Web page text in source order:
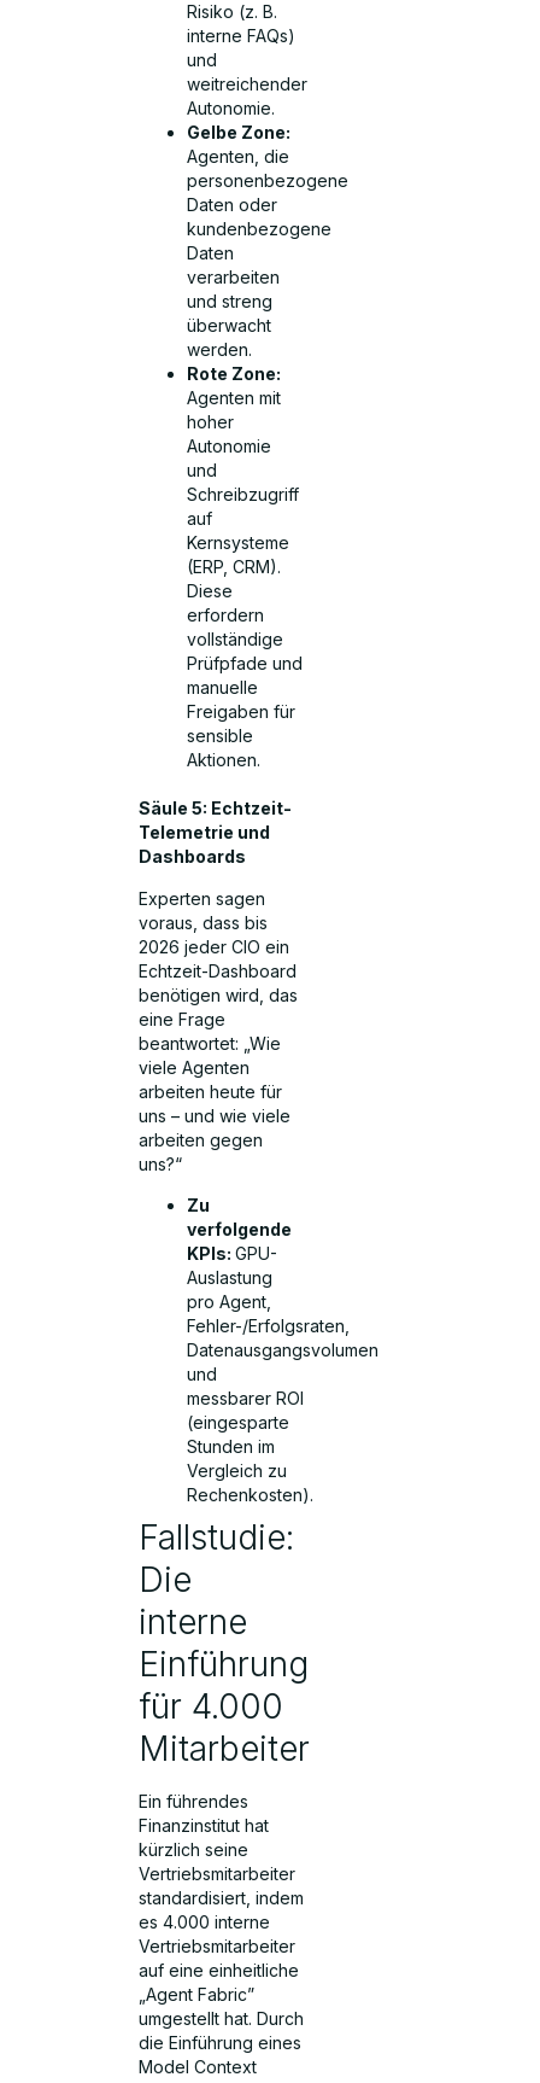
Risiko (z. B.
interne FAQs)
und
weitreichender
Autonomie.
Gelbe Zone:
Agenten, die
personenbezogene
Daten oder
kundenbezogene
Daten
verarbeiten
und streng
überwacht
werden.
Rote Zone:
Agenten mit
hoher
Autonomie
und
Schreibzugriff
auf
Kernsysteme
(ERP, CRM).
Diese
erfordern
vollständige
Prüfpfade und
manuelle
Freigaben für
sensible
Aktionen.
Säule 5: Echtzeit-
Telemetrie und
Dashboards
Experten sagen
voraus, dass bis
2026 jeder CIO ein
Echtzeit-Dashboard
benötigen wird, das
eine Frage
beantwortet: „Wie
viele Agenten
arbeiten heute für
uns – und wie viele
arbeiten gegen
uns?“
Zu
verfolgende
KPIs:GPU-
Auslastung
pro Agent,
Fehler-/Erfolgsraten,
Datenausgangsvolumen
und
messbarer ROI
(eingesparte
Stunden im
Vergleich zu
Rechenkosten).
Fallstudie:
Die
interne
Einführung
für 4.000
Mitarbeiter
Ein führendes
Finanzinstitut hat
kürzlich seine
Vertriebsmitarbeiter
standardisiert, indem
es 4.000 interne
Vertriebsmitarbeiter
auf eine einheitliche
„Agent Fabric”
umgestellt hat. Durch
die Einführung eines
Model Context